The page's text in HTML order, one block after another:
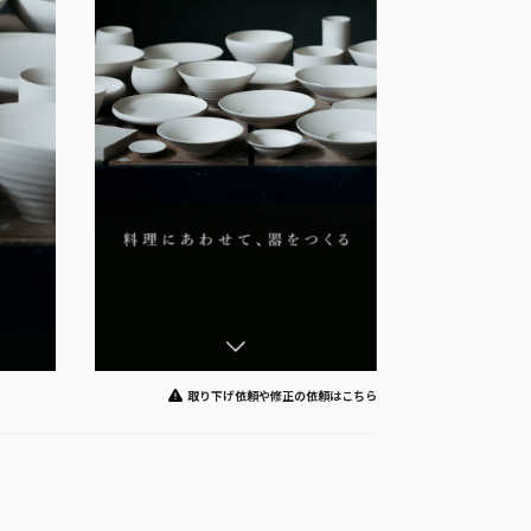
取り下げ依頼や修正の依頼はこちら